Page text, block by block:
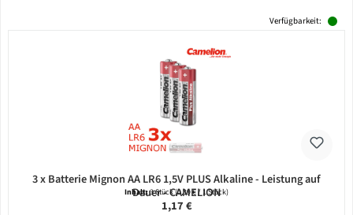
Verfügbarkeit:
3 x Batterie Mignon AA LR6 1,5V PLUS Alkaline - Leistung auf
Dauer - CAMELION
Inhalt:3 Stück(0,39 € / 1 Stück)
Regulärer Preis:
1,17 €